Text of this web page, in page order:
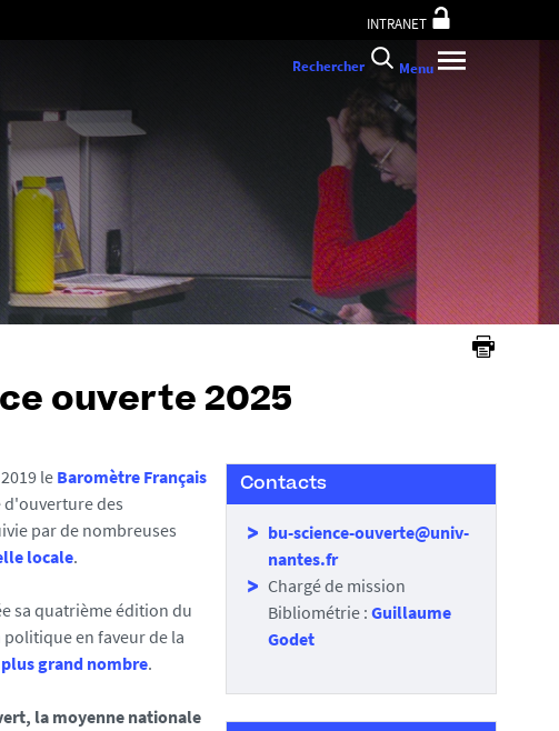
INTRANET
Rechercher Menu
ouverte 2025
le Baromètre Français
d'ouverture des
par de nombreuses
locale.
sa quatrième édition du
en faveur de la
grand nombre.
la moyenne nationale
Contacts
bu-science-ouverte@univ-
nantes.fr
Chargé de mission
Bibliométrie : Guillaume
Godet